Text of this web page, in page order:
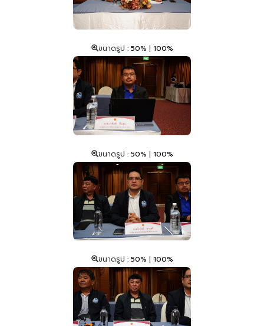
ขนาดรูป : 50% | 100%
ขนาดรูป : 50% | 100%
ขนาดรูป : 50% | 100%